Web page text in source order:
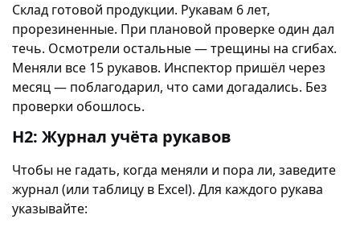
Склад готовой продукции. Рукавам 6 лет,
прорезиненные. При плановой проверке один дал
течь. Осмотрели остальные — трещины на сгибах.
Меняли все 15 рукавов. Инспектор пришёл через
месяц — поблагодарил, что сами догадались. Без
проверки обошлось.
H2: Журнал учёта рукавов
Чтобы не гадать, когда меняли и пора ли, заведите
журнал (или таблицу в Excel). Для каждого рукава
указывайте: